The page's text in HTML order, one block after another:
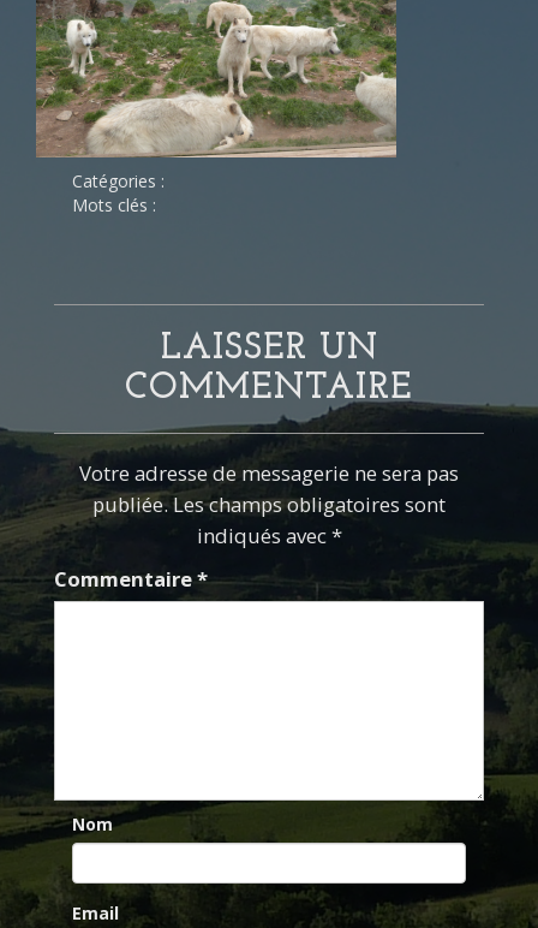
Catégories :
Mots clés :
LAISSER UN
COMMENTAIRE
Votre adresse de messagerie ne sera pas
publiée. Les champs obligatoires sont
indiqués avec *
Commentaire*
Nom
Email